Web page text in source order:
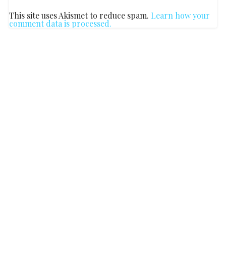
This site uses Akismet to reduce spam. Learn how your
comment data is processed.